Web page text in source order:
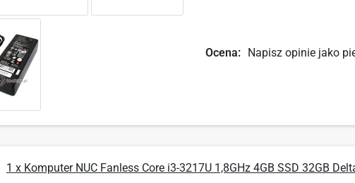
Ocena: Napisz opinie jako
1 x Komputer NUC Fanless Core i3-3217U 1,8GHz 4GB SSD 32GB